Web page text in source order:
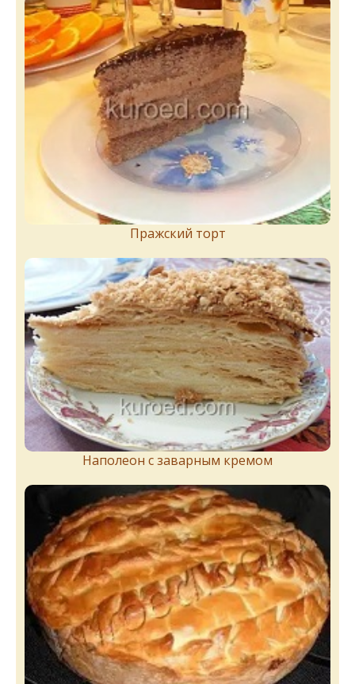
Пражский торт
Наполеон с заварным кремом